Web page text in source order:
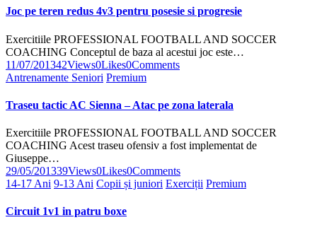
Joc pe teren redus 4v3 pentru posesie si progresie
Exercitiile PROFESSIONAL FOOTBALL AND SOCCER
COACHING Conceptul de baza al acestui joc este…
11/07/201342Views0Likes0Comments
Antrenamente Seniori Premium
Traseu tactic AC Sienna – Atac pe zona laterala
Exercitiile PROFESSIONAL FOOTBALL AND SOCCER
COACHING Acest traseu ofensiv a fost implementat de
Giuseppe…
29/05/201339Views0Likes0Comments
14-17 Ani 9-13 Ani Copii și juniori Exerciții Premium
Circuit 1v1 in patru boxe